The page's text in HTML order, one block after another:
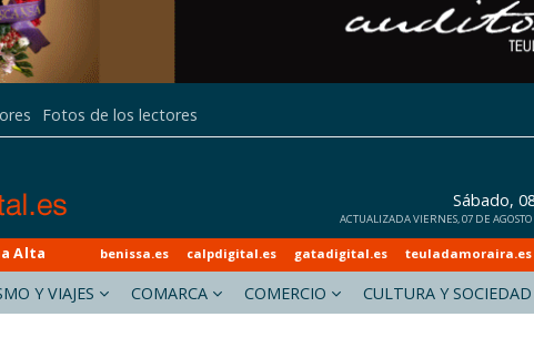
Fotos de los lectores
Sábado,
ACTUALIZADA VIERNES, 07 DE
Alta benissa.es calpdigital.es gatadigital.es teuladamoraira.es
Y VIAJES COMARCA COMERCIO CULTURA Y SOCIEDAD